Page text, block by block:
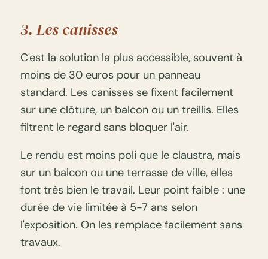
3. Les canisses
C'est la solution la plus accessible, souvent à
moins de 30 euros pour un panneau
standard. Les canisses se fixent facilement
sur une clôture, un balcon ou un treillis. Elles
filtrent le regard sans bloquer l'air.
Le rendu est moins poli que le claustra, mais
sur un balcon ou une terrasse de ville, elles
font très bien le travail. Leur point faible : une
durée de vie limitée à 5-7 ans selon
l'exposition. On les remplace facilement sans
travaux.